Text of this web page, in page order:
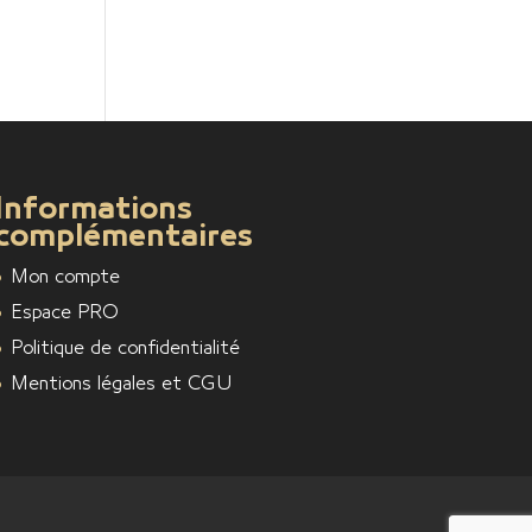
Mon compte
Espace PRO
Politique de confidentialité
Mentions légales et CGU